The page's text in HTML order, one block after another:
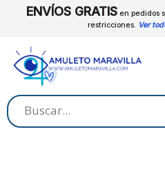
ENVÍOS GRATIS en pedidos
restricciones. Ver